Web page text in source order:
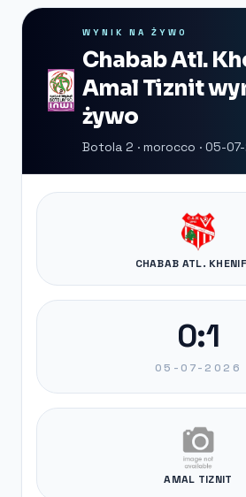
WYNIK NA ŻYWO
Chabab Atl.
Amal Tiznit
żywo
Botola 2 · morocco · 05-
CHABAB ATL.
0:1
05-07-2026
AMAL TIZNIT